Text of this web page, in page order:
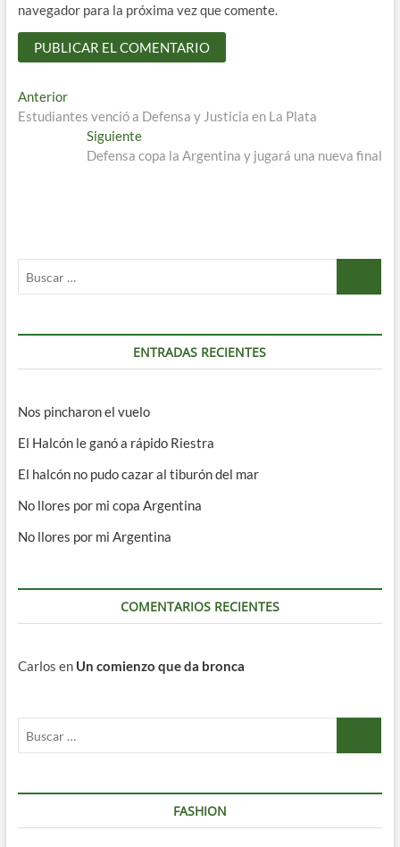
navegador para la próxima vez que comente.
Navegación
de
entradas
AnteriorEntrada
anterior:
Estudiantes venció a Defensa y Justicia en La Plata
SiguienteEntrada
siguiente:
Defensa copa la Argentina y jugará una nueva final
ENTRADAS RECIENTES
Nos pincharon el vuelo
El Halcón le ganó a rápido Riestra
El halcón no pudo cazar al tiburón del mar
No llores por mi copa Argentina
No llores por mi Argentina
COMENTARIOS RECIENTES
Carlos en Un comienzo que da bronca
FASHION